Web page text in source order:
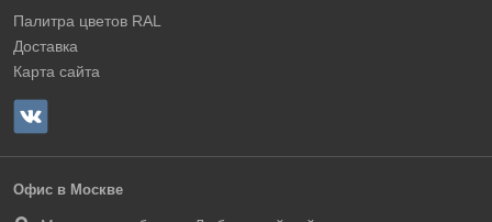
Палитра цветов RAL
Доставка
Карта сайта
Офис в Москве